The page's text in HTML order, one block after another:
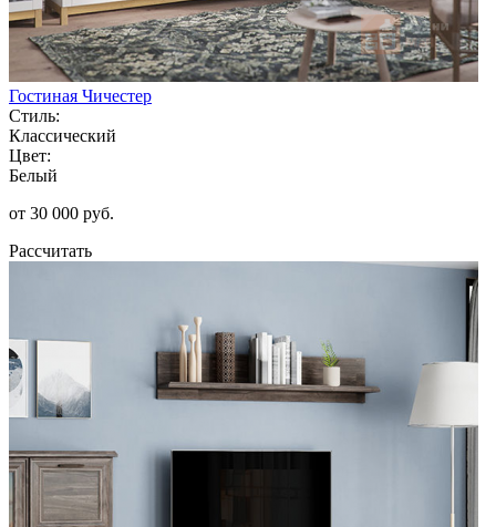
Гостиная Чичестер
Стиль:
Классический
Цвет:
Белый
от 30 000 руб.
Рассчитать